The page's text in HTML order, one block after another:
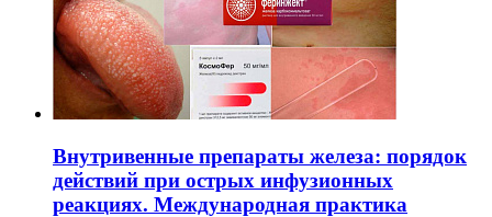
Внутривенные препараты железа: порядок
действий при острых инфузионных
реакциях. Международная практика